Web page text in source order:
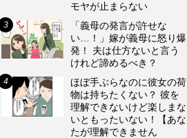
モヤが止まらない
「義母の発言が許せな
い…！」嫁が義母に怒り爆
発！ 夫は仕方ないと言う
けれど諦めるべき？
ほぼ手ぶらなのに彼女の荷
物は持ちたくない？ 彼を
理解できないけど楽しまな
いともったいない！【あな
たが理解できません